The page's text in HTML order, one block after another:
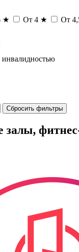
★ От 4 ★ От
Сбросить фильтры
залы,